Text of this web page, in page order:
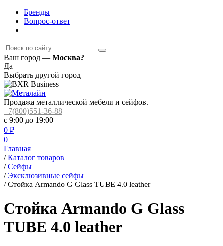
Бренды
Вопрос-ответ
Ваш город — Москва?
Да
Выбрать другой город
Продажа металлической мебели и сейфов.
+7(800)551-36-88
с 9:00 до 19:00
0 ₽
0
Главная
/ Каталог товаров
/ Сейфы
/ Эксклюзивные сейфы
/ Стойка Armando G Glass TUBE 4.0 leather
Стойка Armando G Glass
TUBE 4.0 leather